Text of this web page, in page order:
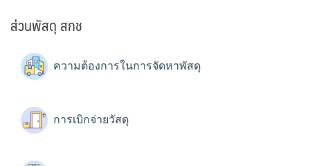
ส่วนพัสดุ สกช
ความต้องการในการจัดหาพัสดุ
การเบิกจ่ายวัสดุ